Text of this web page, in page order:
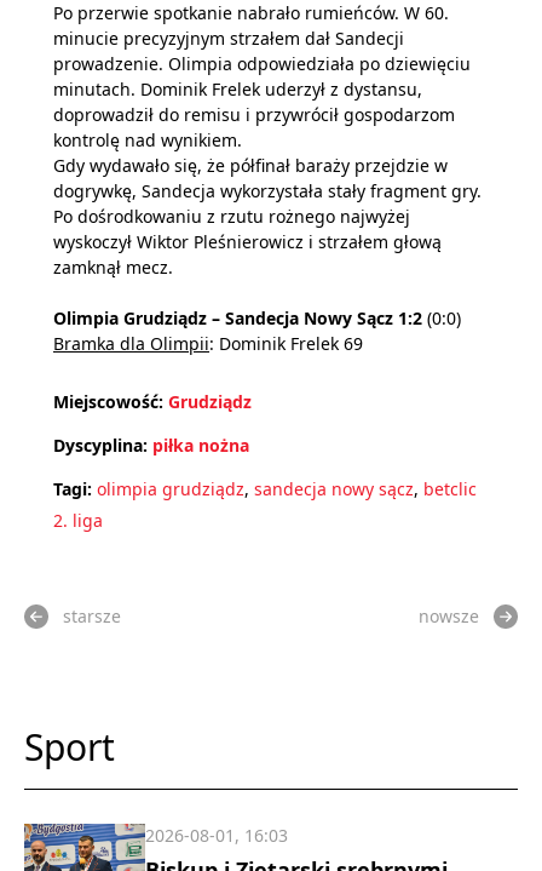
Po przerwie spotkanie nabrało rumieńców. W 60.
minucie precyzyjnym strzałem dał Sandecji
prowadzenie. Olimpia odpowiedziała po dziewięciu
minutach. Dominik Frelek uderzył z dystansu,
doprowadził do remisu i przywrócił gospodarzom
kontrolę nad wynikiem.
Gdy wydawało się, że półfinał baraży przejdzie w
dogrywkę, Sandecja wykorzystała stały fragment gry.
Po dośrodkowaniu z rzutu rożnego najwyżej
wyskoczył Wiktor Pleśnierowicz i strzałem głową
zamknął mecz.
Olimpia Grudziądz – Sandecja Nowy Sącz 1:2 (0:0)
Bramka dla Olimpii: Dominik Frelek 69
Miejscowość: Grudziądz
Dyscyplina: piłka nożna
Tagi: olimpia grudziądz, sandecja nowy sącz, betclic
2. liga
starsze nowsze
Sport
2026-08-01, 16:03